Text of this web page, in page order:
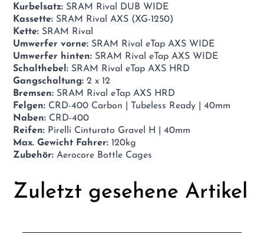
Kurbelsatz: SRAM Rival DUB WIDE
Kassette: SRAM Rival AXS (XG-1250)
Kette: SRAM Rival
Umwerfer vorne: SRAM Rival eTap AXS WIDE
Umwerfer hinten: SRAM Rival eTap AXS WIDE
Schalthebel: SRAM Rival eTap AXS HRD
Gangschaltung: 2 x 12
Bremsen: SRAM Rival eTap AXS HRD
Felgen: CRD-400 Carbon | Tubeless Ready | 40mm
Naben: CRD-400
Reifen: Pirelli Cinturato Gravel H | 40mm
Max. Gewicht Fahrer: 120kg
Zubehör: Aerocore Bottle Cages
Zuletzt gesehene Artikel